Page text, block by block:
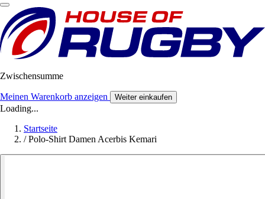
Zwischensumme
Meinen Warenkorb anzeigen Weiter einkaufen
Loading...
Startseite
/ Polo-Shirt Damen Acerbis Kemari